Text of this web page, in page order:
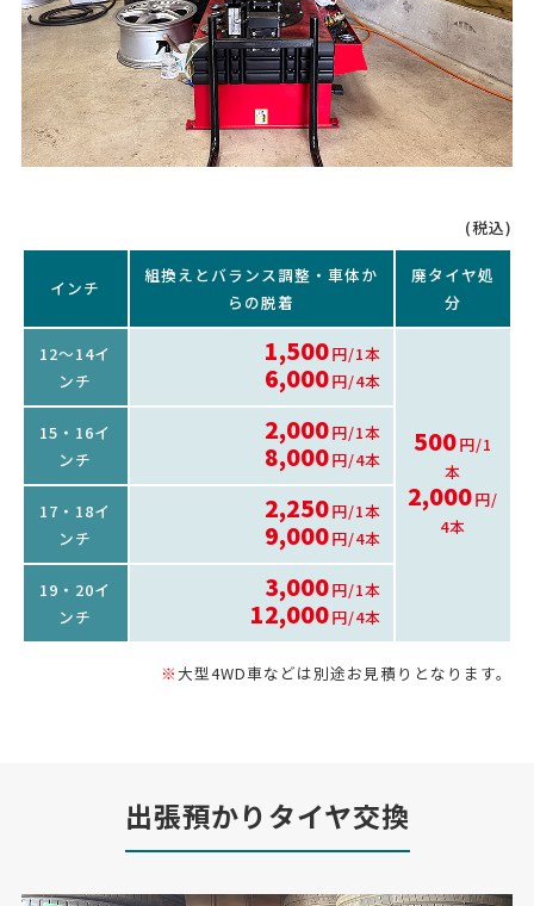
(税込)
インチ
組換えとバランス調整・車体か
らの脱着
廃タイヤ処
分
12～14イ
ンチ
1,500円/1本
6,000円/4本
500円/1
本
2,000円/
4本
15・16イ
ンチ
2,000円/1本
8,000円/4本
17・18イ
ンチ
2,250円/1本
9,000円/4本
19・20イ
ンチ
3,000円/1本
12,000円/4本
※大型4WD車などは別途お見積りとなります。
出張預かりタイヤ交換